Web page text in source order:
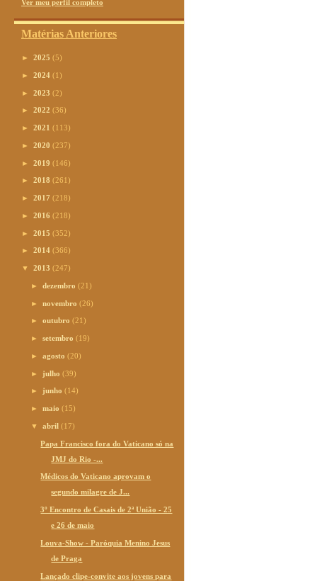
Ver meu perfil completo
Matérias Anteriores
► 2025 (5)
► 2024 (1)
► 2023 (2)
► 2022 (36)
► 2021 (113)
► 2020 (237)
► 2019 (146)
► 2018 (261)
► 2017 (218)
► 2016 (218)
► 2015 (352)
► 2014 (366)
▼ 2013 (247)
►dezembro(21)
►novembro(26)
►outubro(21)
►setembro(19)
►agosto(20)
► julho(39)
► junho(14)
►maio(15)
▼abril(17)
Papa Francisco fora do Vaticano só na
JMJ do Rio -...
Médicos do Vaticano aprovam o
segundo milagre de J...
3º Encontro de Casais de 2ª União - 25
e 26 de maio
Louva-Show - Paróquia Menino Jesus
de Praga
Lançado clipe-convite aos jovens para